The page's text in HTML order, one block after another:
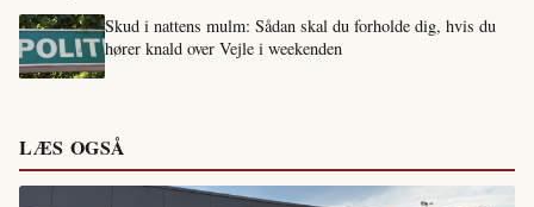
Skud i nattens mulm: Sådan skal du forholde dig, hvis du
hører knald over Vejle i weekenden
LÆS OGSÅ